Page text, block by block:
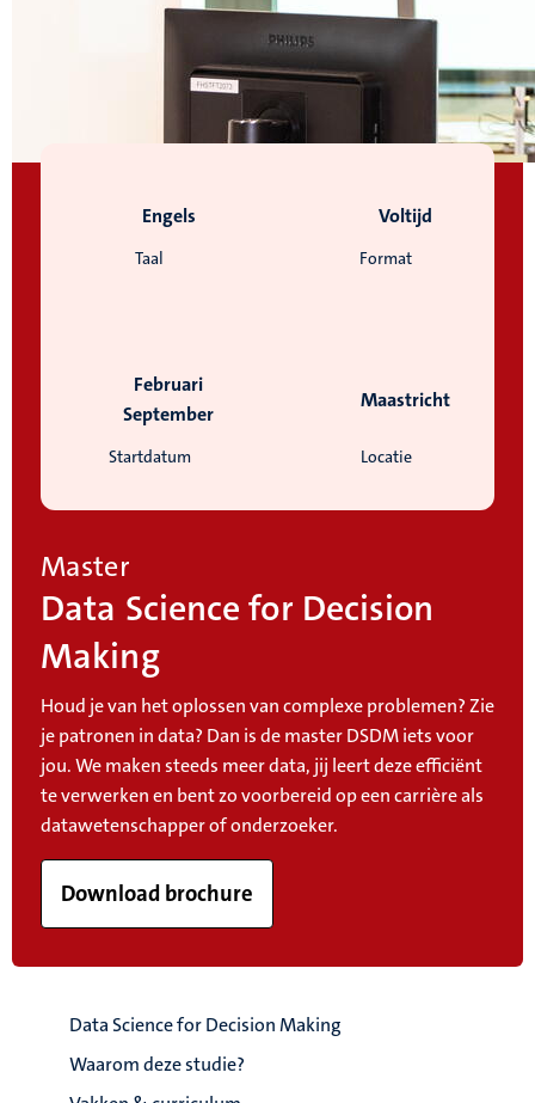
Taal
Engels
Format
Voltijd
Startdatum
Februari
September
Locatie
Maastricht
Master
Data Science for Decision
Making
Houd je van het oplossen van complexe problemen? Zie
je patronen in data? Dan is de master DSDM iets voor
jou. We maken steeds meer data, jij leert deze efficiënt
te verwerken en bent zo voorbereid op een carrière als
datawetenschapper of onderzoeker.
Download brochure
Data Science for Decision Making
Waarom deze studie?